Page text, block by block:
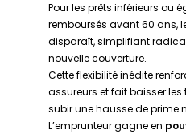
Pour les prêts inférieurs ou
remboursés avant 60 ans,
disparaît, simplifiant
nouvelle couverture.
Cette flexibilité inédite
assureurs et fait baisser
subir une hausse de prime
L’emprunteur gagne en